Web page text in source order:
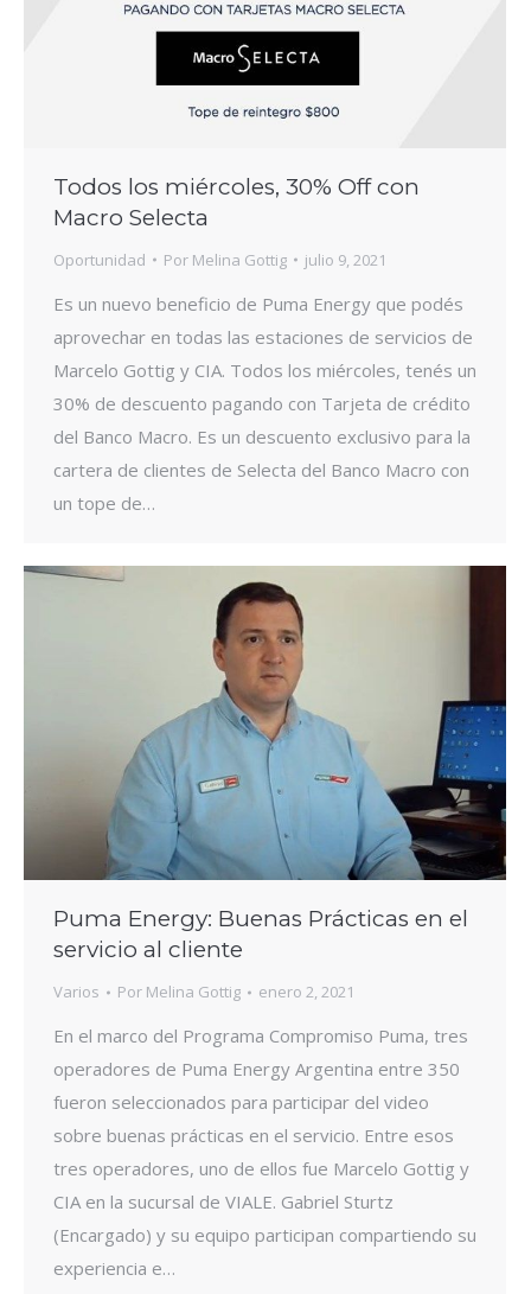
Todos los miércoles, 30% Off con
Macro Selecta
Oportunidad Por Melina Gottig julio 9, 2021
Es un nuevo beneficio de Puma Energy que podés
aprovechar en todas las estaciones de servicios de
Marcelo Gottig y CIA. Todos los miércoles, tenés un
30% de descuento pagando con Tarjeta de crédito
del Banco Macro. Es un descuento exclusivo para la
cartera de clientes de Selecta del Banco Macro con
un tope de…
Puma Energy: Buenas Prácticas en el
servicio al cliente
Varios Por Melina Gottig enero 2, 2021
En el marco del Programa Compromiso Puma, tres
operadores de Puma Energy Argentina entre 350
fueron seleccionados para participar del video
sobre buenas prácticas en el servicio. Entre esos
tres operadores, uno de ellos fue Marcelo Gottig y
CIA en la sucursal de VIALE. Gabriel Sturtz
(Encargado) y su equipo participan compartiendo su
experiencia e…